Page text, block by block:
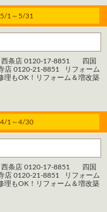
ら 【株式会社よしだ リフォ
＊＊＊ 住所：愛媛県新居浜市
16-8851 ＊＊＊西 条 店＊
番地4 Ｆビル1階 電話：
＊＊＊ 住所：愛媛県四国中
町376-2 電話：0120-21-8851
こちら https://www.reform-
の来店予約はこちら
店はお店から車で30分圏内を
1～5/31
条店 0120-17-8851 四国
0120-21-8851 リフォーム
理もOK！リフォーム＆増改築
ら 【株式会社よしだ リフォ
＊＊＊ 住所：愛媛県新居浜市
16-8851 ＊＊＊西 条 店＊
番地4 Ｆビル1階 電話：
＊＊＊ 住所：愛媛県四国中
町376-2 電話：0120-21-8851
こちら https://www.reform-
の来店予約はこちら
1～4/30
条店 0120-17-8851 四国
0120-21-8851 リフォーム
理もOK！リフォーム＆増改築